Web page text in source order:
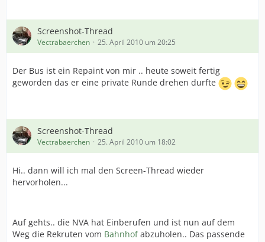
Screenshot-Thread
Vectrabaerchen 25. April 2010 um 20:25
Der Bus ist ein Repaint von mir .. heute soweit fertig
geworden das er eine private Runde drehen durfte
Screenshot-Thread
Vectrabaerchen 25. April 2010 um 18:02
Hi.. dann will ich mal den Screen-Thread wieder
hervorholen...
Auf gehts.. die NVA hat Einberufen und ist nun auf dem
Weg die Rekruten vom Bahnhofabzuholen.. Das passende